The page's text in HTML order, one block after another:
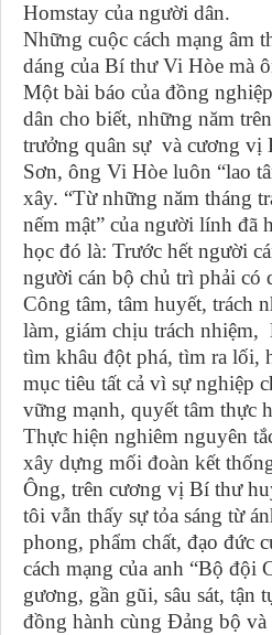
Homstay của người dân.
Những cuộc cách mạng âm
dáng của Bí thư Vi Hòe mà
Một bài báo của đồng
dân cho biết, những năm
trưởng quân sự và cương
Sơn, ông Vi Hòe luôn “lao
xây. “Từ những năm tháng
nếm mật” của người lính đã
học đó là: Trước hết người
người cán bộ chủ trì phải có
Công tâm, tâm huyết, trách
làm, giám chịu trách
tìm khâu đột phá, tìm ra lối,
mục tiêu tất cả vì sự nghiệp
vững mạnh, quyết tâm thực
Thực hiện nghiêm nguyên
xây dựng mối đoàn kết
Ông, trên cương vị Bí thư
tôi vẫn thấy sự tỏa sáng từ
phong, phẩm chất, đạo đức
cách mạng của anh “Bộ đội
gương, gần gũi, sâu sát, tận
đồng hành cùng Đảng bộ và